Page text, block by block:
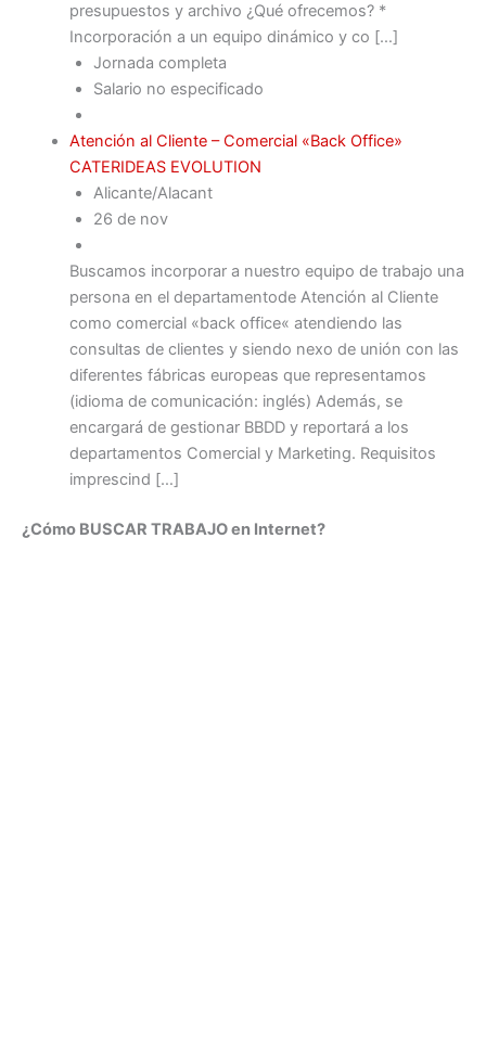
presupuestos y archivo ¿Qué ofrecemos? *
Incorporación a un equipo dinámico y co […]
Jornada completa
Salario no especificado
Atención al Cliente – Comercial «Back Office»
CATERIDEAS EVOLUTION
Alicante/Alacant
26 de nov
Buscamos incorporar a nuestro equipo de trabajo una
persona en el departamentode Atención al Cliente
como comercial «back office« atendiendo las
consultas de clientes y siendo nexo de unión con las
diferentes fábricas europeas que representamos
(idioma de comunicación: inglés) Además, se
encargará de gestionar BBDD y reportará a los
departamentos Comercial y Marketing. Requisitos
imprescind […]
¿Cómo BUSCAR TRABAJO en Internet?